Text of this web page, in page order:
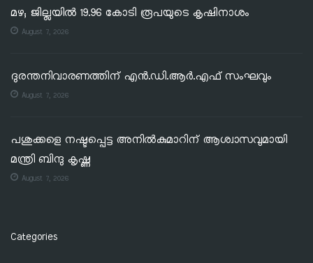
മഴ; ജില്ലയില്‍ 19.96 കോടി രൂപയുടെ കൃഷിനാശം
August 7, 2026
ദുരന്തനിവാരണത്തിന് എൻ.ഡി.ആർ.എഫ് സംഘവും
August 7, 2026
പശുക്കളെ നഷ്ടപ്പെട്ട അനിൽകുമാറിന് ആശ്വാസവുമായി
മന്ത്രി ബിന്ദു കൃഷ്ണ
August 7, 2026
Categories